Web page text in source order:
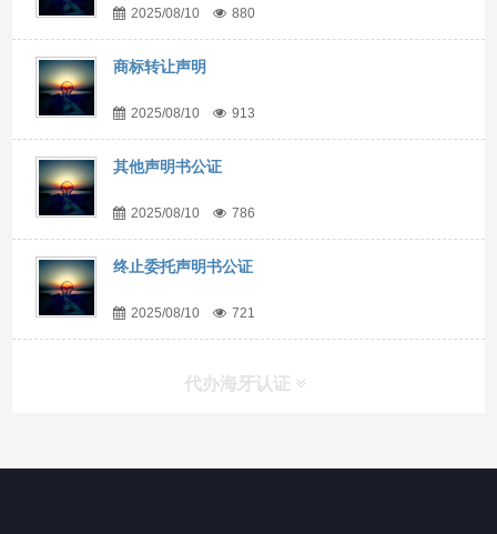
2025/08/10 880
商标转让声明
2025/08/10 913
其他声明书公证
2025/08/10 786
终止委托声明书公证
2025/08/10 721
代办海牙认证